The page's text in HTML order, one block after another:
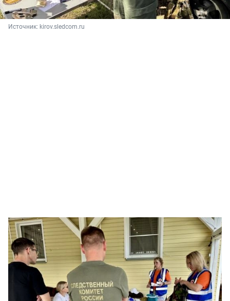
Источник: kirov.sledcom.ru